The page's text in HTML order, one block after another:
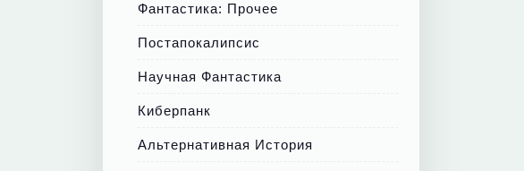
Фантастика: Прочее
Постапокалипсис
Научная Фантастика
Киберпанк
Альтернативная История